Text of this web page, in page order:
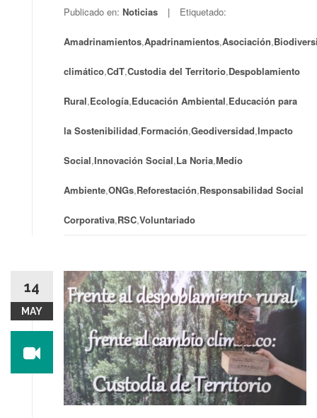
Publicado en: Noticias Etiquetado:
Amadrinamientos,Apadrinamientos,Asociación,
climático,CdT,Custodia del Territorio,Despoblamiento
Rural,Ecología,Educación Ambiental,Educación para
la Sostenibilidad,Formación,Geodiversidad,Impacto
Social,Innovación Social,La Noria,Medio
Ambiente,ONGs,Reforestación,Responsabilidad Social
Corporativa,RSC,Voluntariado
14
MAY